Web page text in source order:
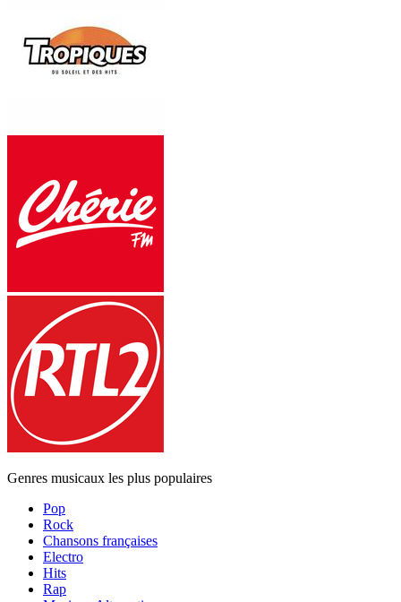
Genres musicaux les plus populaires
Pop
Rock
Chansons françaises
Electro
Hits
Rap